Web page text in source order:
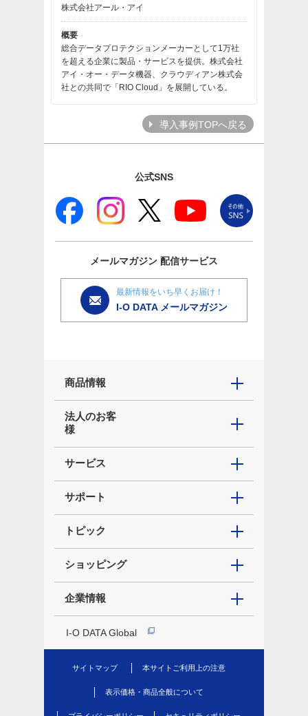
株式会社アール・アイ
概要
総合データプロテクションメーカーとして1万社
を超える企業に製品・サービスを提供。株式会社
アイ・オー・データ機器、クラウディアン株式会
社との共同で「RIO Cloud」を展開している。
導入事例TOPへ戻る
公式SNS
メールマガジン 配信サービス
最新情報をいち早くお届け！
I-O DATA メールマガジン
商品情報
法人のお客
様
サービス
サポート
トピック
ショッピング
企業情報
I-O DATA Global
サイトマップ 本サイトご利用上の注意
表示価格・商品全般について